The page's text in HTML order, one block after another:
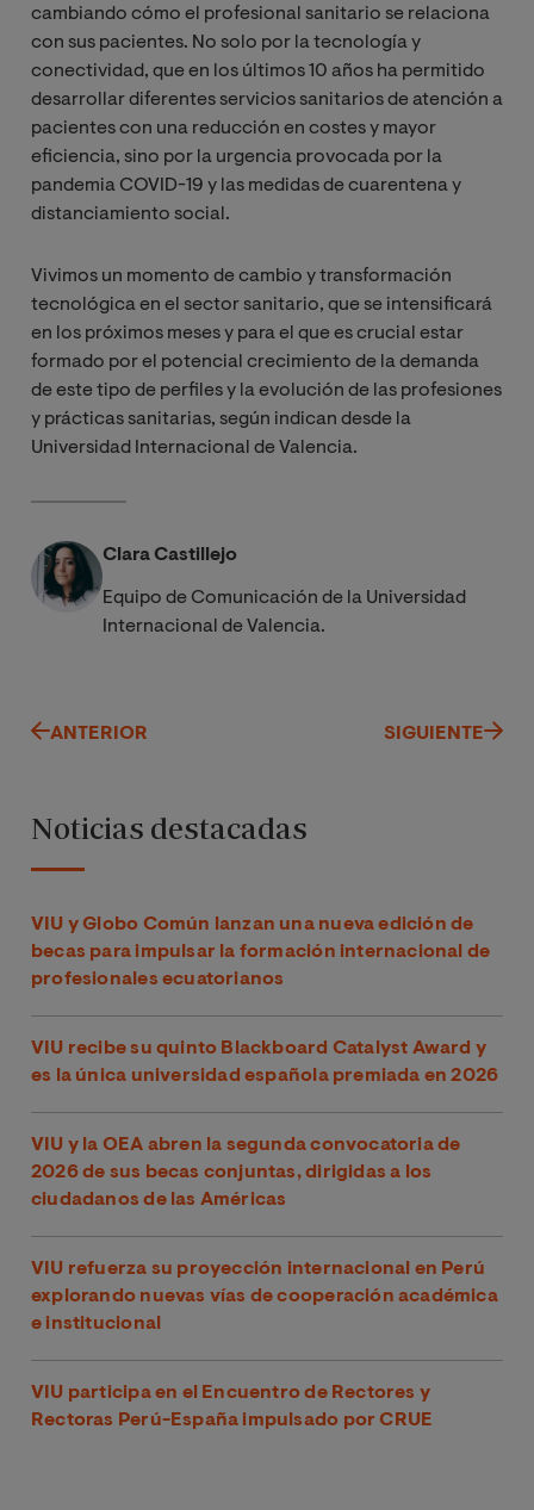
cambiando cómo el profesional sanitario se relaciona
con sus pacientes. No solo por la tecnología y
conectividad, que en los últimos 10 años ha permitido
desarrollar diferentes servicios sanitarios de atención a
pacientes con una reducción en costes y mayor
eficiencia, sino por la urgencia provocada por la
pandemia COVID-19 y las medidas de cuarentena y
distanciamiento social.
Vivimos un momento de cambio y transformación
tecnológica en el sector sanitario, que se intensificará
en los próximos meses y para el que es crucial estar
formado por el potencial crecimiento de la demanda
de este tipo de perfiles y la evolución de las profesiones
y prácticas sanitarias, según indican desde la
Universidad Internacional de Valencia.
Clara Castillejo
Equipo de Comunicación de la Universidad
Internacional de Valencia.
ANTERIOR SIGUIENTE
Noticias destacadas
VIU y Globo Común lanzan una nueva edición de
becas para impulsar la formación internacional de
profesionales ecuatorianos
VIU recibe su quinto Blackboard Catalyst Award y
es la única universidad española premiada en 2026
VIU y la OEA abren la segunda convocatoria de
2026 de sus becas conjuntas, dirigidas a los
ciudadanos de las Américas
VIU refuerza su proyección internacional en Perú
explorando nuevas vías de cooperación académica
e institucional
VIU participa en el Encuentro de Rectores y
Rectoras Perú-España impulsado por CRUE